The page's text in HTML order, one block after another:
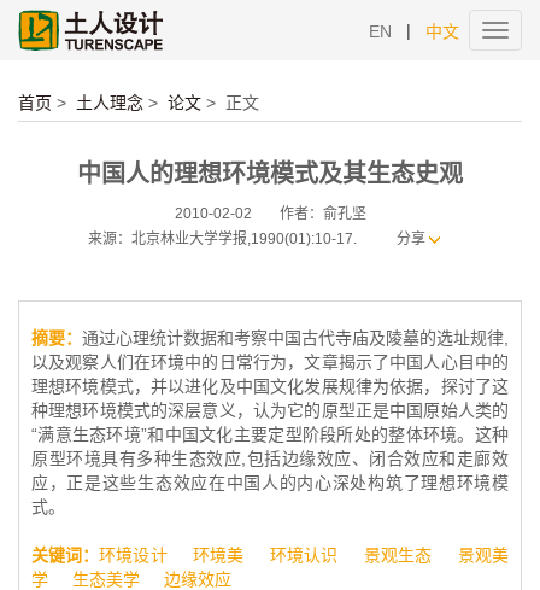
EN | 中文
首页 > 土人理念 > 论文 > 正文
中国人的理想环境模式及其生态史观
2010-02-02
作者：俞孔坚
来源：北京林业大学学报,1990(01):10-17.
分享
摘要： 通过心理统计数据和考察中国古代寺庙及陵墓的选址规律,
以及观察人们在环境中的日常行为，文章揭示了中国人心目中的
理想环境模式，并以进化及中国文化发展规律为依据，探讨了这
种理想环境模式的深层意义，认为它的原型正是中国原始人类的
“满意生态环境”和中国文化主要定型阶段所处的整体环境。这种
原型环境具有多种生态效应,包括边缘效应、闭合效应和走廊效
应，正是这些生态效应在中国人的内心深处构筑了理想环境模
式。
关键词： 环境设计 环境美 环境认识 景观生态
景观美
学
生态美学 边缘效应